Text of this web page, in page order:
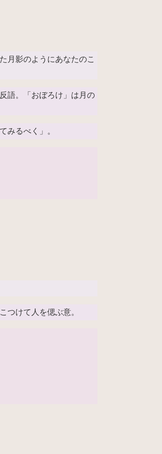
月影のようにあなたのこ
語。「おぼろけ」は月の
みるべく」。
つけて人を偲ぶ意。